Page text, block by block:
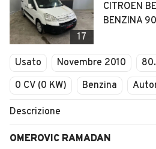
17
CITROEN
BENZINA
Usato Novembre 2010
0 CV (0 KW)
Benzina
Descrizione
OMEROVIC RAMADAN